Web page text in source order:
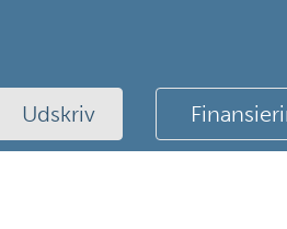
Udskriv